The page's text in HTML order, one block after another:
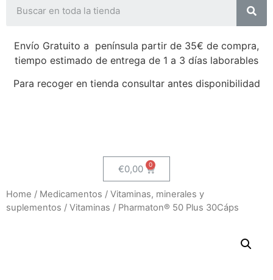
Envío Gratuito a península partir de 35€ de compra,
tiempo estimado de entrega de 1 a 3 días laborables
Para recoger en tienda consultar antes disponibilidad
€0,00
Home / Medicamentos / Vitaminas, minerales y
suplementos / Vitaminas / Pharmaton® 50 Plus 30Cáps